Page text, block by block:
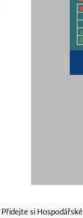
Přidejte si